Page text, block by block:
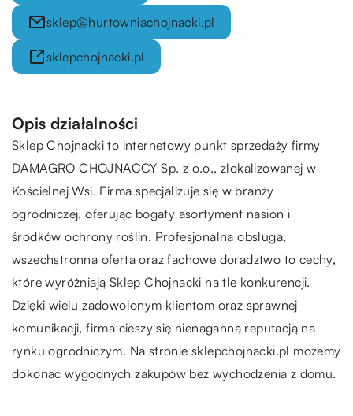
sklep@hurtowniachojnacki.pl
sklepchojnacki.pl
Opis działalności
Sklep Chojnacki to internetowy punkt sprzedaży firmy
DAMAGRO CHOJNACCY Sp. z o.o., zlokalizowanej w
Kościelnej Wsi. Firma specjalizuje się w branży
ogrodniczej, oferując bogaty asortyment nasion i
środków ochrony roślin. Profesjonalna obsługa,
wszechstronna oferta oraz fachowe doradztwo to cechy,
które wyróżniają Sklep Chojnacki na tle konkurencji.
Dzięki wielu zadowolonym klientom oraz sprawnej
komunikacji, firma cieszy się nienaganną reputacją na
rynku ogrodniczym. Na stronie sklepchojnacki.pl możemy
dokonać wygodnych zakupów bez wychodzenia z domu.